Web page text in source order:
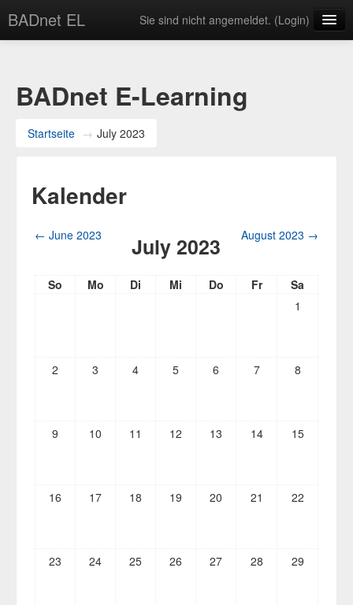
BADnet EL Sie sind nicht angemeldet. (Login)
BADnet E-Learning
Startseite → July 2023
Kalender
← June 2023 July 2023 August 2023 →
So Mo Di Mi Do Fr
Sa
1
2 3 4 5 6 7 8
9 10 11 12 13 14 15
16 17 18 19 20 21 22
23 24 25 26 27 28 29